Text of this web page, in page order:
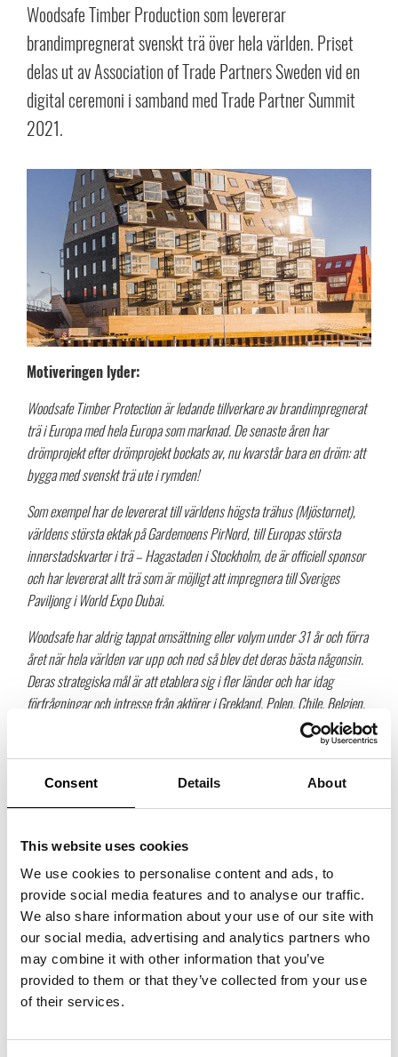
Consent Details About
This website uses cookies
We use cookies to personalise content and ads, to
provide social media features and to analyse our traffic.
We also share information about your use of our site with
our social media, advertising and analytics partners who
may combine it with other information that you’ve
provided to them or that they’ve collected from your use
of their services.
Woodsafe Timber Production som levererar
brandimpregnerat svenskt trä över hela världen. Priset
delas ut av Association of Trade Partners Sweden vid en
digital ceremoni i samband med Trade Partner Summit
2021.
Motiveringen lyder:
Woodsafe Timber Protection​ är ledande tillverkare av brandimpregnerat
trä i Europa med hela Europa som marknad. De senaste åren har
drömprojekt efter drömprojekt bockats av, nu kvarstår bara en dröm: att
bygga med svenskt trä ute i rymden!
Som exempel har de levererat till världens högsta trähus (Mjöstornet),
världens största ektak på Gardemoens PirNord, till Europas största
innerstadskvarter i trä – Hagastaden i Stockholm, de är officiell sponsor
och har levererat allt trä som är möjligt att impregnera till Sveriges
Paviljong i World Expo Dubai.
Woodsafe har aldrig tappat omsättning eller volym under 31 år och förra
året när hela världen var upp och ned så blev det deras bästa någonsin.
Deras strategiska mål är att etablera sig i fler länder och har idag
förfrågningar och intresse från aktörer i Grekland, Polen, Chile, Belgien,
Italien, Frankrike, Storbritannien med flera. Redan idag levererar de till
flertalet länder utanför vår hemmamarknad Sverige, Norge, Danmark
Ett ambitiöst företag som vi ser fram emot att följa!
Thomas Bengtsson, VD och grundare av Woodsafe Timber
Protection kommenterar utmärkelsen: